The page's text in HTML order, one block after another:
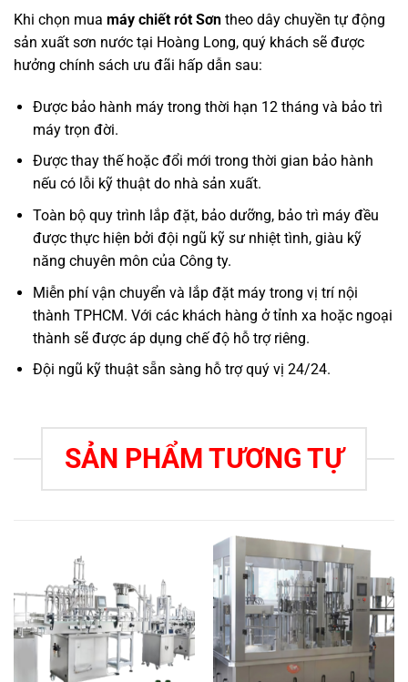
Khi chọn mua máy chiết rót Sơn theo dây chuyền tự động
sản xuất sơn nước tại Hoàng Long, quý khách sẽ được
hưởng chính sách ưu đãi hấp dẫn sau:
Được bảo hành máy trong thời hạn 12 tháng và bảo trì
máy trọn đời.
Được thay thế hoặc đổi mới trong thời gian bảo hành
nếu có lỗi kỹ thuật do nhà sản xuất.
Toàn bộ quy trình lắp đặt, bảo dưỡng, bảo trì máy đều
được thực hiện bởi đội ngũ kỹ sư nhiệt tình, giàu kỹ
năng chuyên môn của Công ty.
Miễn phí vận chuyển và lắp đặt máy trong vị trí nội
thành TPHCM. Với các khách hàng ở tỉnh xa hoặc ngoại
thành sẽ được áp dụng chế độ hỗ trợ riêng.
Đội ngũ kỹ thuật sẵn sàng hỗ trợ quý vị 24/24.
SẢN PHẨM TƯƠNG TỰ